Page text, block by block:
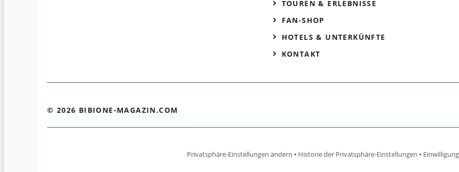
TOUREN & ERLEBNISSE
FAN-SHOP
HOTELS & UNTERKÜNFTE
KONTAKT
© 2026 BIBIONE-MAGAZIN.COM
Privatsphäre-Einstellungen ändern • Historie der Privatsphäre-Einstellungen •